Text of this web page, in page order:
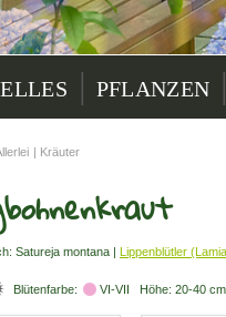
| PFLANZEN |
| Kräuter
Satureja montana | Lippenblütler
Blütenfarbe: VI-VII Höhe: 20-40 cm